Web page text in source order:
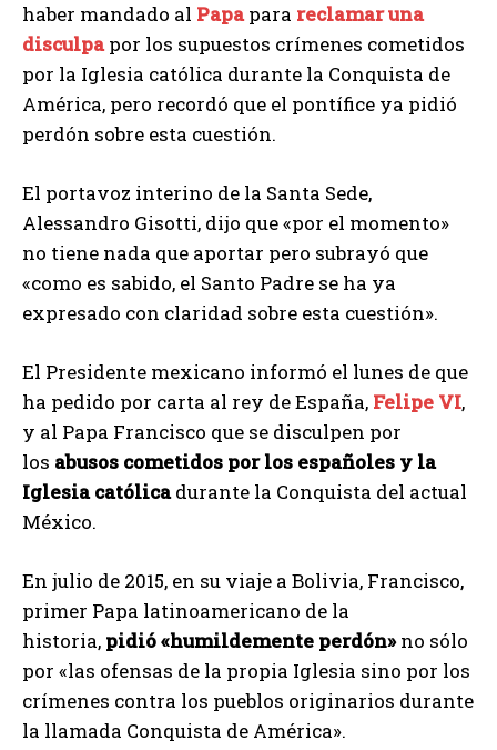
haber mandado al Papapara reclamar una
disculpapor los supuestos crímenes cometidos
por la Iglesia católica durante la Conquista de
América, pero recordó que el pontífice ya pidió
perdón sobre esta cuestión.
El portavoz interino de la Santa Sede,
Alessandro Gisotti, dijo que «por el momento»
no tiene nada que aportar pero subrayó que
«como es sabido, el Santo Padre se ha ya
expresado con claridad sobre esta cuestión».
El Presidente mexicano informó el lunes de que
ha pedido por carta al rey de España, Felipe VI,
y al Papa Francisco que se disculpen por
los abusos cometidos por los españoles y la
Iglesia católicadurante la Conquista del actual
México.
En julio de 2015, en su viaje a Bolivia, Francisco,
primer Papa latinoamericano de la
historia, pidió «humildemente perdón»no sólo
por «las ofensas de la propia Iglesia sino por los
crímenes contra los pueblos originarios durante
la llamada Conquista de América».